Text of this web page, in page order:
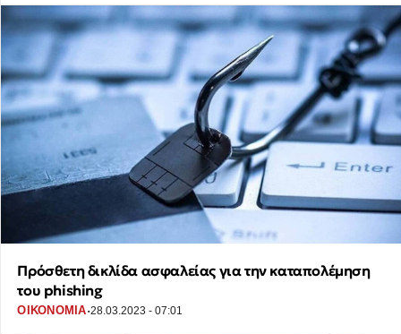
Πρόσθετη δικλίδα ασφαλείας για την καταπολέμηση
του phishing
ΟΙΚΟΝΟΜΙΑ·28.03.2023 - 07:01